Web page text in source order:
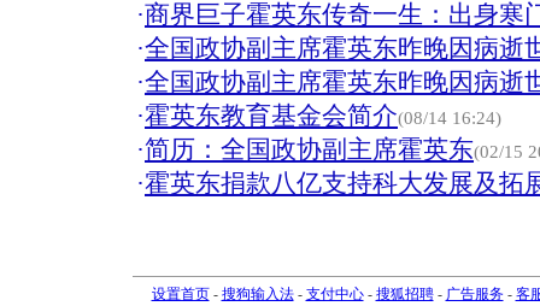
·商界巨子霍英东传奇一生：出身寒
·全国政协副主席霍英东昨晚因病逝
·全国政协副主席霍英东昨晚因病逝
·霍英东教育基金会简介(08/14 16:24)
·简历：全国政协副主席霍英东(02/15
·霍英东捐款八亿支持科大发展及拓
设置首页- 搜狗输入法- 支付中心- 搜狐招聘- 广告服务- 客